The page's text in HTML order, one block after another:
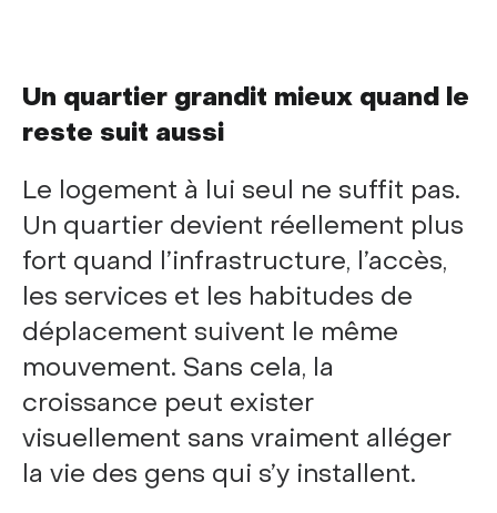
Un quartier grandit mieux quand le
reste suit aussi
Le logement à lui seul ne suffit pas.
Un quartier devient réellement plus
fort quand l’infrastructure, l’accès,
les services et les habitudes de
déplacement suivent le même
mouvement. Sans cela, la
croissance peut exister
visuellement sans vraiment alléger
la vie des gens qui s’y installent.